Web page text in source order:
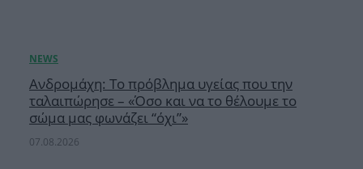
Ανδρομάχη: Το πρόβλημα υγείας που την
ταλαιπώρησε – «Όσο και να το θέλουμε το
σώμα μας φωνάζει “όχι”»
07.08.2026